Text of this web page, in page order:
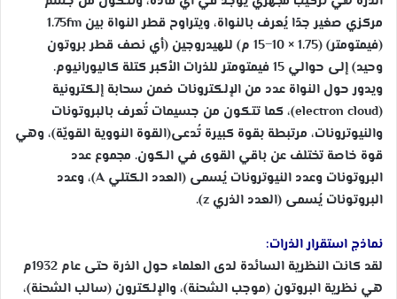
مركزي صغير جدًا يُعرف بالنواة، ويتراوح قطر النواة بين 1.75fm
(فيمتومتر) (1.75 × 10−15 م) للهيدروجين (أي نصف قطر بروتون
وحيد) إلى حوالي 15 فيمتومتر للذرات الأكبر كتلة كاليورانيوم.
ويدور حول النواة عدد من الإلكترونات ضمن سحابة إلكترونية
(electron cloud)، كما تتكون من جسيمات تُعرف بالبروتونات
والنيوترونات، مرتبطة بقوة كبيرة تُدعى(القوة النووية القويّة)، وهي
قوة خاصة تختلف عن باقي القوى في الكون. مجموع عدد
البروتونات وعدد النيوترونات يُسمى (العدد الكتلي A)، وعدد
البروتونات يُسمى (العدد الذري z).
نماذج استقرار الذرات:
لقد كانت النظرية السائدة لدى العلماء حول الذرة حتى عام 1932م
هي نظرية البروتون (موجب الشحنة)، والإلكترون (سالب الشحنة)،